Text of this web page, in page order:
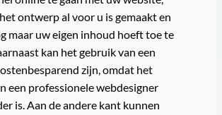
ontwerp al voor u is gemaakt en
maar uw eigen inhoud hoeft toe te
kan het gebruik van een
zijn, omdat het
een professionele webdesigner
is. Aan de andere kant kunnen